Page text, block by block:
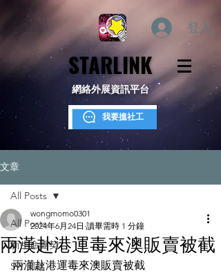
登入
STARLINK
STARLINK
網絡外展資訊平台
我要搵社工
文章
All Posts
新生命團契
S.Y.部落
All Posts
兩漢赴港運毒來澳販賣被截
wongmomo0301
2024年6月24日 讀畢需時 1 分鐘
兩漢赴港運毒來澳販賣被截